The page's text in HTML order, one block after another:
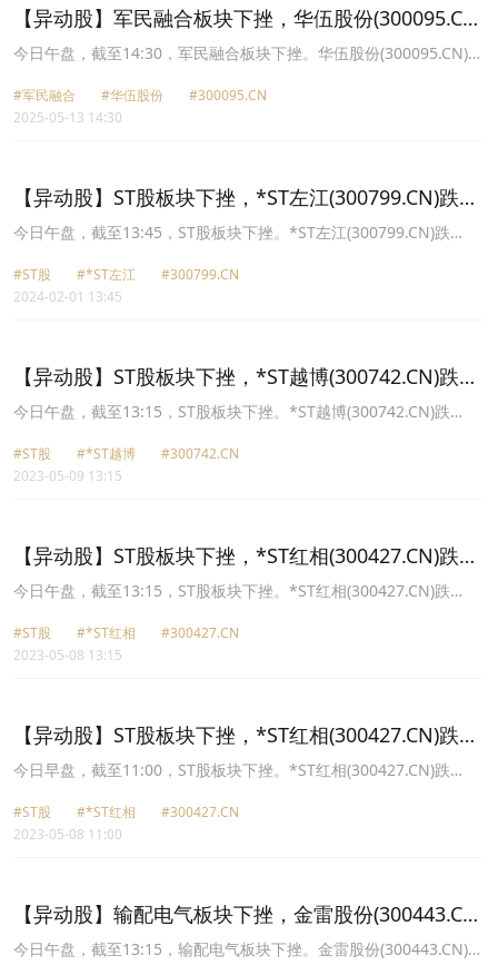
【异动股】军民融合板块下挫，华伍股份(300095.CN)
跌11.6%
今日午盘，截至14:30，军民融合板块下挫。华伍股份(300095.CN)跌
航天(871642.CN)跌10.55%报18.91元，*ST天微(688511.CN)跌
9.62%报16.45元，晨曦航空(300581.CN)跌9.25%报16.39元，红相
#军民融合 #华伍股份
#300095.CN
2025-05-13 14:30
【异动股】ST股板块下挫，*ST左江(300799.CN)跌
19.99%
今日午盘，截至13:45，ST股板块下挫。*ST左江(300799.CN)跌
佳沃(300268.CN)跌10.94%报9.85元，*ST长方(300301.CN)跌9.21%
报1.38元，*ST越博(300742.CN)跌7.06%报4.74元，ST迪威迅
#ST股 #*ST左江
#300799.CN
2024-02-01 13:45
【异动股】ST股板块下挫，*ST越博(300742.CN)跌
8.45%
今日午盘，截至13:15，ST股板块下挫。*ST越博(300742.CN)跌
(300427.CN)跌7.80%报7.21元，*ST三盛(300282.CN)跌7.30%报
2.54元，ST金运(300220.CN)跌6.28%报7.16元，*ST庞大
#ST股 #*ST越博
#300742.CN
2023-05-09 13:15
【异动股】ST股板块下挫，*ST红相(300427.CN)跌
13.84%
今日午盘，截至13:15，ST股板块下挫。*ST红相(300427.CN)跌
三盛(300282.CN)跌12.30%报2.78元，*ST越博(300742.CN)跌8.05%
报7.08元，ST迪威迅(300167.CN)跌6.96%报3.34元，ST金运
#ST股 #*ST红相
#300427.CN
2023-05-08 13:15
【异动股】ST股板块下挫，*ST红相(300427.CN)跌
16.31%
今日早盘，截至11:00，ST股板块下挫。*ST红相(300427.CN)跌
盛(300282.CN)跌11.36%报2.81元，ST金运(300220.CN)跌8.54%报
7.39元，*ST越博(300742.CN)跌7.92%报7.09元，ST迪威迅
#ST股 #*ST红相
#300427.CN
2023-05-08 11:00
【异动股】输配电气板块下挫，金雷股份(300443.CN)
跌9.07%
今日午盘，截至13:15，输配电气板块下挫。金雷股份(300443.CN)跌